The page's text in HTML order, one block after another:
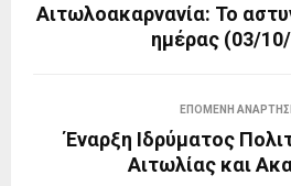
Αιτωλοακαρνανία: Το
ημέρας (03/
ΕΠΌΜΕΝΗ
Έναρξη Ιδρύματος
Αιτωλίας και